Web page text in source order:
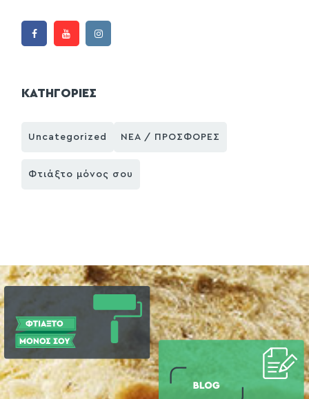
ΚΑΤΗΓΟΡΙΕΣ
Uncategorized ΝΕΑ / ΠΡΟΣΦΟΡΕΣ
Φτιάξτο μόνος σου